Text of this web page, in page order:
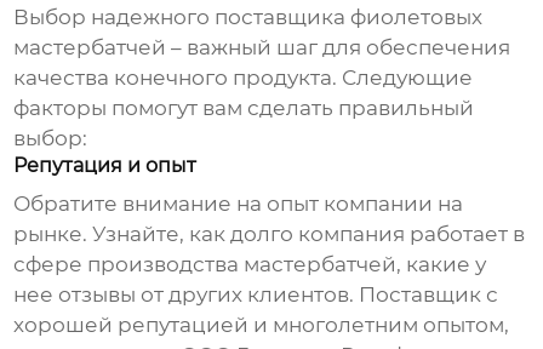
Выбор надежного поставщика фиолетовых
мастербатчей – важный шаг для обеспечения
качества конечного продукта. Следующие
факторы помогут вам сделать правильный
выбор:
Репутация и опыт
Обратите внимание на опыт компании на
рынке. Узнайте, как долго компания работает в
сфере производства мастербатчей, какие у
нее отзывы от других клиентов. Поставщик с
хорошей репутацией и многолетним опытом,